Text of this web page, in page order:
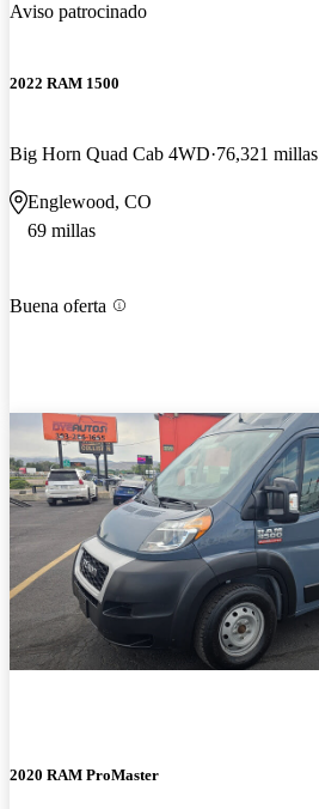
Aviso patrocinado
2022 RAM 1500
Big Horn Quad Cab 4WD 76,321 millas
Englewood, CO
69 millas
Buena oferta
2020 RAM ProMaster